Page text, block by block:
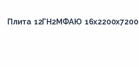
35ГСНМ
Плита 12ГН2МФАЮ 16x2200x7200